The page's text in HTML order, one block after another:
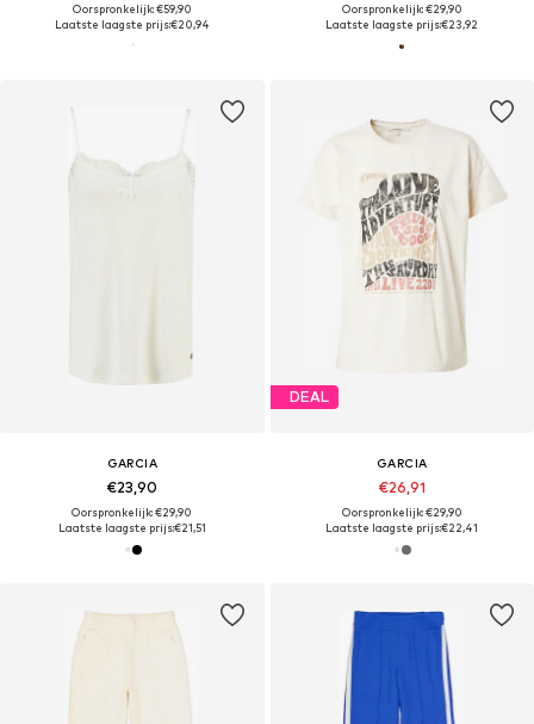
Oorspronkelijk: €59,90
Laatste laagste prijs:€20,94
Oorspronkelijk: €29,90
Laatste laagste prijs:€23,92
GARCIA
€23,90
Oorspronkelijk: €29,90
Laatste laagste prijs:€21,51
DEAL
GARCIA
€26,91
Oorspronkelijk: €29,90
Laatste laagste prijs:€22,41